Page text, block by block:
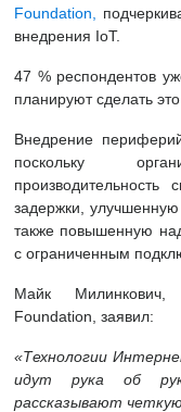
Foundation,
внедрения IoT.
47 % респондентов
планируют сделать
Внедрение
поскольку
задержки,
также повышенную
с ограниченным
Майк Милинкович,
Foundation, заявил:
«Технологии
идут рука об
рассказывают